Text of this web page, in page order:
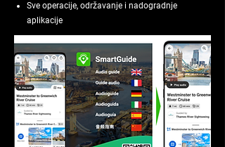
Sve operacije, održavanje i nadogradnje
aplikacije